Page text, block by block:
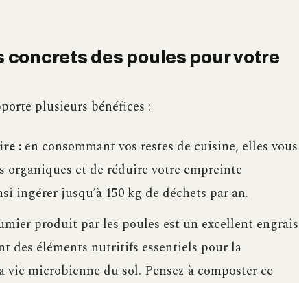
concrets des poules pour votre
plusieurs bénéfices :
:en consommant vos restes de cuisine, elles vous
organiques et de réduire votre empreinte
ingérer jusqu’à 150 kg de déchets par an.
produit par les poules est un excellent engrais
des éléments nutritifs essentiels pour la
vie microbienne du sol. Pensez à composter ce